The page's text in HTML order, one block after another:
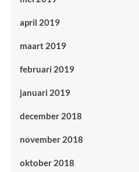
april 2019
maart 2019
februari 2019
januari 2019
december 2018
november 2018
oktober 2018